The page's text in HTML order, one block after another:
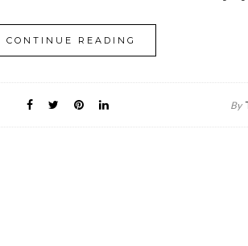
CONTINUE READING
By